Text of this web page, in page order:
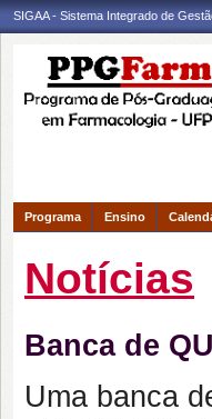
SIGAA - Sistema Integrado de
Programa Ensino
Notícias
Banca de
Uma banca